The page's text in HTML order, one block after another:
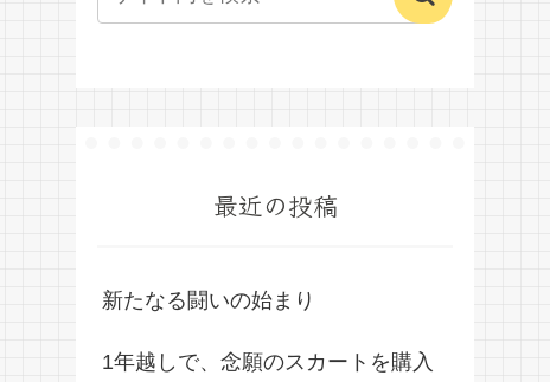
最近の投稿
新たなる闘いの始まり
1年越しで、念願のスカートを購入